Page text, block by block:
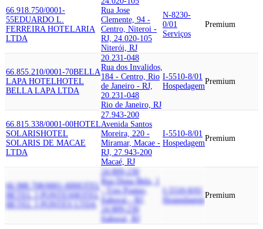
66.918.750/0001-
55EDUARDO L.
FERREIRA HOTELARIA
LTDA
Rua Jose
Clemente, 94 -
Centro, Niteroi -
RJ, 24.020-105
Niterói, RJ
N-8230-
0/01
Serviços
Premium
66.855.210/0001-70BELLA
LAPA HOTELHOTEL
BELLA LAPA LTDA
20.231-048
Rua dos Invalidos,
184 - Centro, Rio
de Janeiro - RJ,
20.231-048
Rio de Janeiro, RJ
I-5510-8/01
Hospedagem
Premium
66.815.338/0001-00HOTEL
SOLARISHOTEL
SOLARIS DE MACAE
LTDA
27.943-200
Avenida Santos
Moreira, 220 -
Miramar, Macae -
RJ, 27.943-200
Macaé, RJ
I-5510-8/01
Hospedagem
Premium
66.988.708/0001-00HOTEL
BETEL 3 PONTES
BETEL 3 PONTES LTDA
24.809-230
Rua Dona Bela, 1
- Tres Pontes,
Itaborai - RJ,
24.809-230
Itaboraí, RJ
I-5510-8/01
Hospedagem
Premium